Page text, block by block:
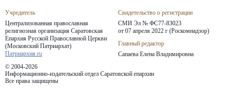
Учредитель
Централизованная православная
религиозная организация Саратовская
Епархия Русской Православной Церкви
(Московский Патриархат)
Патриархия.ru
Свидетельство о регистрации
СМИ Эл № ФС77-83023
от 07 апреля 2022 г (Роскомнадзор)
Главный редактор
Сапаева Елена Владимировна
© 2004-2026
Информационно-издательский отдел Саратовской епархии
Все права защищены